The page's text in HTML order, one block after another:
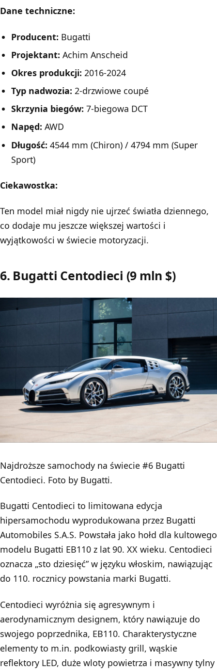
Dane techniczne:
Producent: Bugatti
Projektant: Achim Anscheid
Okres produkcji: 2016-2024
Typ nadwozia: 2-drzwiowe coupé
Skrzynia biegów: 7-biegowa DCT
Napęd: AWD
Długość: 4544 mm (Chiron) / 4794 mm (Super
Sport)
Ciekawostka:
Ten model miał nigdy nie ujrzeć światła dziennego,
co dodaje mu jeszcze większej wartości i
wyjątkowości w świecie motoryzacji.
6. Bugatti Centodieci (9 mln $)
Najdroższe samochody na świecie #6 Bugatti
Centodieci. Foto by Bugatti.
Bugatti Centodieci to limitowana edycja
hipersamochodu wyprodukowana przez Bugatti
Automobiles S.A.S. Powstała jako hołd dla kultowego
modelu Bugatti EB110 z lat 90. XX wieku. Centodieci
oznacza „sto dziesięć” w języku włoskim, nawiązując
do 110. rocznicy powstania marki Bugatti.
Centodieci wyróżnia się agresywnym i
aerodynamicznym designem, który nawiązuje do
swojego poprzednika, EB110. Charakterystyczne
elementy to m.in. podkowiasty grill, wąskie
reflektory LED, duże wloty powietrza i masywny tylny